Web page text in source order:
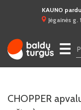
KAUNO
Jėgainės g.
☰
CHOPPER